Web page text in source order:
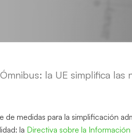
la UE simplifica las
medidas para la simplificación
la Directiva sobre la